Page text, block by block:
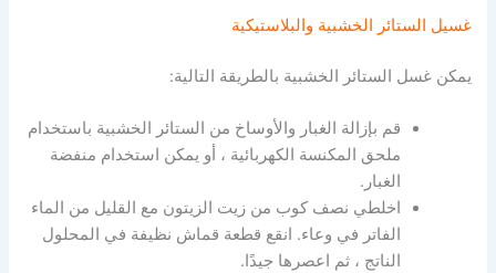
غسيل الستائر الخشبية والبلاستيكية
يمكن غسل الستائر الخشبية بالطريقة التالية:
قم بإزالة الغبار والأوساخ من الستائر الخشبية باستخدام
ملحق المكنسة الكهربائية ، أو يمكن استخدام منفضة
الغبار.
اخلطي نصف كوب من زيت الزيتون مع القليل من الماء
الفاتر في وعاء. انقع قطعة قماش نظيفة في المحلول
الناتج ، ثم اعصرها جيدًا.